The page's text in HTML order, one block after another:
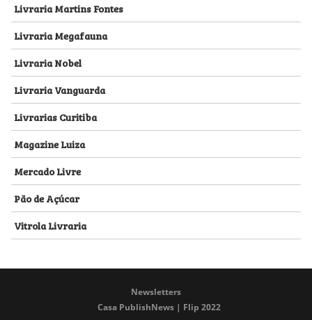
Livraria Martins Fontes
Livraria Megafauna
Livraria Nobel
Livraria Vanguarda
Livrarias Curitiba
Magazine Luiza
Mercado Livre
Pão de Açúcar
Vitrola Livraria
Newsletters
Casa PublishNews | Flip 2022